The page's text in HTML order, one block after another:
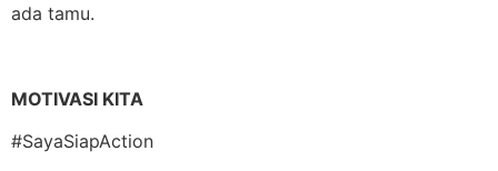
ada tamu.
MOTIVASI KITA
#SayaSiapAction